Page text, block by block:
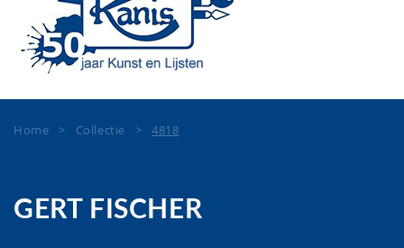
Home > Collectie >4818
GERT FISCHER